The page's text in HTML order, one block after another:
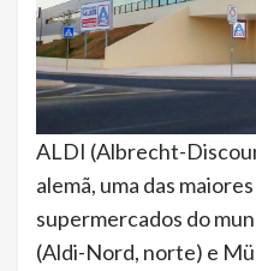
ALDI (Albrecht-
alemã, uma das
supermercados do
(Aldi-Nord, norte) e